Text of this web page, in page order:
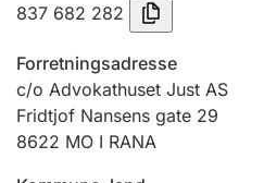
Jeger
Betaling og jegeravgiftskort
837 682 282
Forretningsadresse
c/o Advokathuset Just AS
Fridtjof Nansens gate 29
8622 MO I RANA